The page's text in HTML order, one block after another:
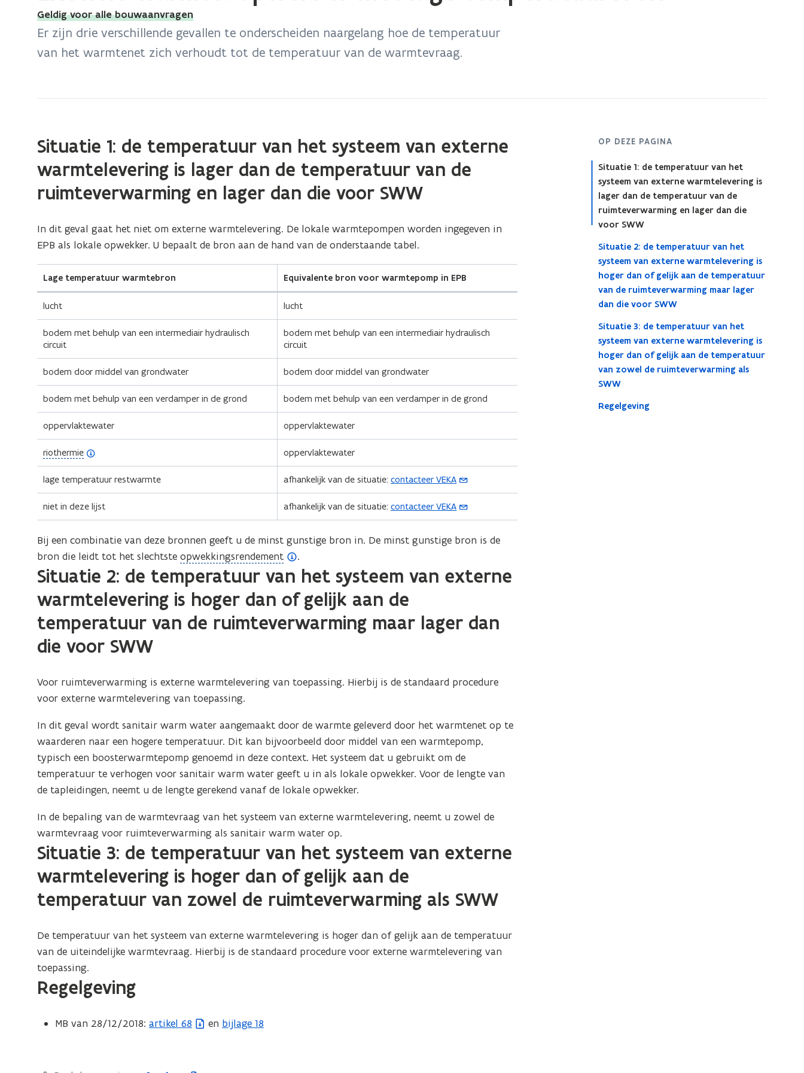
bevindt
Externe
temperatuurbron
Geldig voor alle bouwaanvragen
Er zijn drie verschillende gevallen te onderscheiden naargelang hoe de temperatuur
van het warmtenet zich verhoudt tot de temperatuur van de warmtevraag.
OP DEZE PAGINA
Situatie 1: de temperatuur van het
systeem van externe warmtelevering is
lager dan de temperatuur van de
ruimteverwarming en lager dan die
voor SWW
Situatie 2: de temperatuur van het
systeem van externe warmtelevering is
hoger dan of gelijk aan de temperatuur
van de ruimteverwarming maar lager
dan die voor SWW
Situatie 3: de temperatuur van het
systeem van externe warmtelevering is
hoger dan of gelijk aan de temperatuur
van zowel de ruimteverwarming als
SWW
Regelgeving
Situatie 1: de temperatuur van het systeem van externe
warmtelevering is lager dan de temperatuur van de
ruimteverwarming en lager dan die voor SWW
In dit geval gaat het niet om externe warmtelevering. De lokale warmtepompen worden ingegeven in
EPB als lokale opwekker. U bepaalt de bron aan de hand van de onderstaande tabel.
(Scroll
links)
(Scroll
rechts)
Lage temperatuur warmtebron Equivalente bron voor warmtepomp in EPB
lucht lucht
bodem met behulp van een intermediair hydraulisch
circuit
bodem met behulp van een intermediair hydraulisch
circuit
bodem door middel van grondwater bodem door middel van grondwater
bodem met behulp van een verdamper in de grond bodem met behulp van een verdamper in de grond
oppervlaktewater oppervlaktewater
riothermie
(
o
p
d
e
f
i
n
i
t
i
e
)
oppervlaktewater
lage temperatuur restwarmte afhankelijk van de situatie:contacteer VEKA
(
o
p
e
t
u
w
e
m
p
i
c
a
t
e
niet in deze lijst afhankelijk van de situatie:contacteer VEKA
(
o
e
i
u
e
l
p
i
c
a
t
)
Bij een combinatie van deze bronnen geeft u de minst gunstige bron in. De minst gunstige bron is de
bron die leidt tot het slechtsteopwekkingsrendement
(
o
p
e
n
i
n
e
.
Situatie 2: de temperatuur van het systeem van externe
warmtelevering is hoger dan of gelijk aan de
temperatuur van de ruimteverwarming maar lager dan
die voor SWW
Voor ruimteverwarming is externe warmtelevering van toepassing. Hierbij is de standaard procedure
voor externe warmtelevering van toepassing.
In dit geval wordt sanitair warm water aangemaakt door de warmte geleverd door het warmtenet op te
waarderen naar een hogere temperatuur. Dit kan bijvoorbeeld door middel van een warmtepomp,
typisch een boosterwarmtepomp genoemd in deze context. Het systeem dat u gebruikt om de
temperatuur te verhogen voor sanitair warm water geeft u in als lokale opwekker. Voor de lengte van
de tapleidingen, neemt u de lengte gerekend vanaf de lokale opwekker.
In de bepaling van de warmtevraag van het systeem van externe warmtelevering, neemt u zowel de
warmtevraag voor ruimteverwarming als sanitair warm water op.
Situatie 3: de temperatuur van het systeem van externe
warmtelevering is hoger dan of gelijk aan de
temperatuur van zowel de ruimteverwarming als SWW
De temperatuur van het systeem van externe warmtelevering is hoger dan of gelijk aan de temperatuur
van de uiteindelijke warmtevraag. Hierbij is de standaard procedure voor externe warmtelevering van
toepassing.
Regelgeving
MB van 28/12/2018:artikel 68
(
en bijlage 18